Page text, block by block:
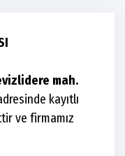
mah.
kayıtlı
ve firmamız